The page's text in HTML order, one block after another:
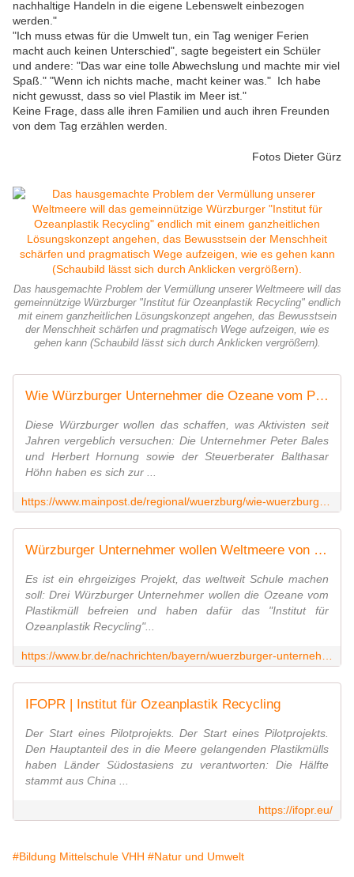
nachhaltige Handeln in die eigene Lebenswelt einbezogen
werden."
"Ich muss etwas für die Umwelt tun, ein Tag weniger Ferien
macht auch keinen Unterschied", sagte begeistert ein Schüler
und andere: "Das war eine tolle Abwechslung und machte mir viel
Spaß." "Wenn ich nichts mache, macht keiner was." Ich habe
nicht gewusst, dass so viel Plastik im Meer ist."
Keine Frage, dass alle ihren Familien und auch ihren Freunden
von dem Tag erzählen werden.
Fotos Dieter Gürz
Das hausgemachte Problem der Vermüllung unserer Weltmeere will das
gemeinnützige Würzburger "Institut für Ozeanplastik Recycling" endlich
mit einem ganzheitlichen Lösungskonzept angehen, das Bewusstsein
der Menschheit schärfen und pragmatisch Wege aufzeigen, wie es
gehen kann (Schaubild lässt sich durch Anklicken vergrößern).
Wie Würzburger Unternehmer die Ozeane vom Plastikmüll befreien wollen
Diese Würzburger wollen das schaffen, was Aktivisten seit
Jahren vergeblich versuchen: Die Unternehmer Peter Bales
und Herbert Hornung sowie der Steuerberater Balthasar
Höhn haben es sich zur ...
Würzburger Unternehmer wollen Weltmeere von Plastikmüll befreien
Es ist ein ehrgeiziges Projekt, das weltweit Schule machen
soll: Drei Würzburger Unternehmer wollen die Ozeane vom
Plastikmüll befreien und haben dafür das "Institut für
Ozeanplastik Recycling"...
IFOPR | Institut für Ozeanplastik Recycling
Der Start eines Pilotprojekts. Der Start eines Pilotprojekts.
Den Hauptanteil des in die Meere gelangenden Plastikmülls
haben Länder Südostasiens zu verantworten: Die Hälfte
stammt aus China ...
https://ifopr.eu/
#Bildung Mittelschule VHH #Natur und Umwelt